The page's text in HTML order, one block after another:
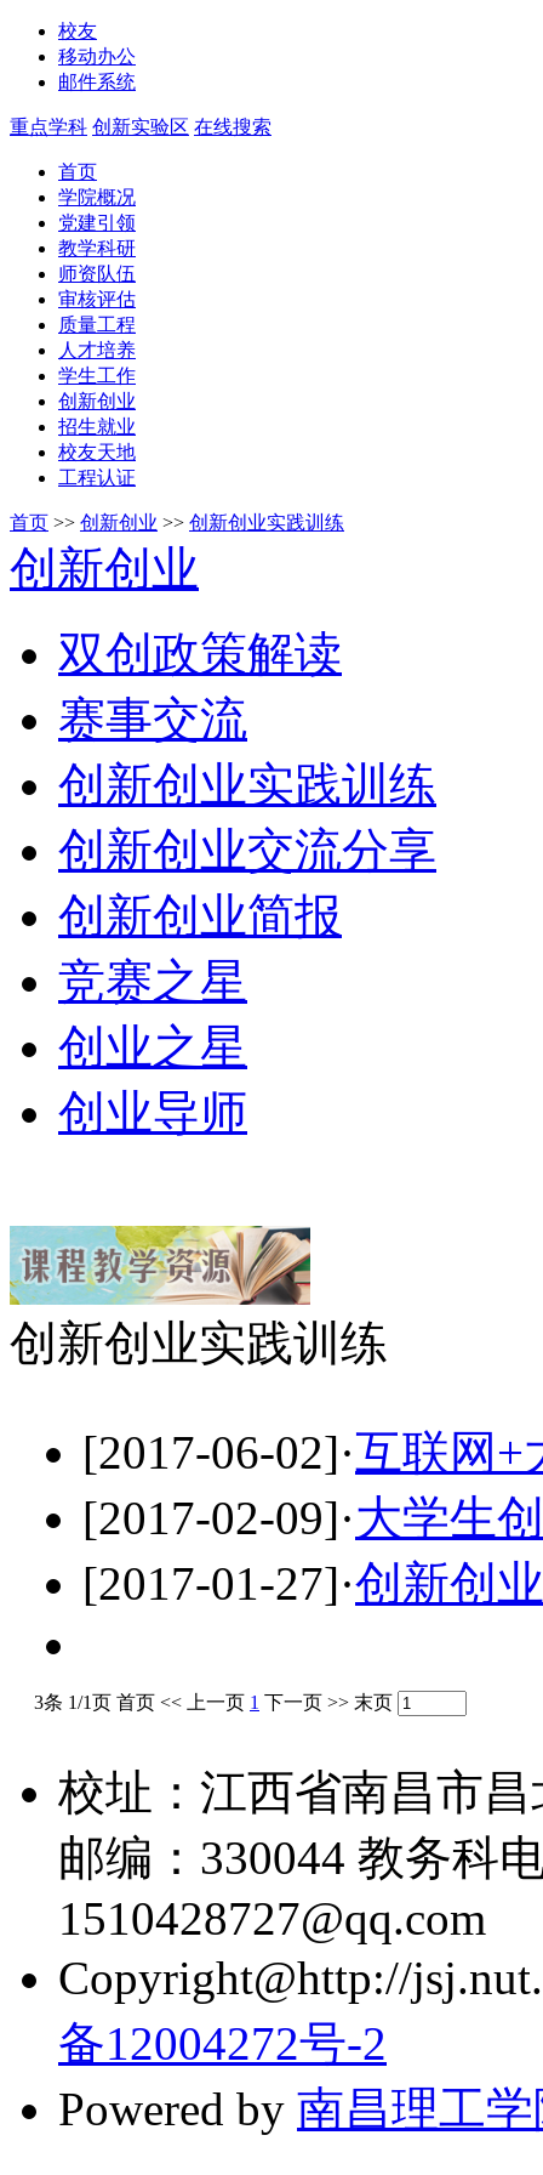
校友
移动办公
邮件系统
重点学科 创新实验区 在线搜索
首页
学院概况
党建引领
教学科研
师资队伍
审核评估
质量工程
人才培养
学生工作
创新创业
招生就业
校友天地
工程认证
首页 >> 创新创业 >> 创新创业实践训练
创新创业
双创政策解读
赛事交流
创新创业实践训练
创新创业交流分享
创新创业简报
竞赛之星
创业之星
创业导师
创新创业实践训练
[2017-06-02]·互联网+
[2017-02-09]·大学生
[2017-01-27]·创新创
3条 1/1页 首页 << 上一页 1 下一页 >> 末页
校址：江西省南昌市
邮编：330044 教务科
1510428727@qq.com
Copyright@http://
备12004272号-2
Powered by 南昌理工